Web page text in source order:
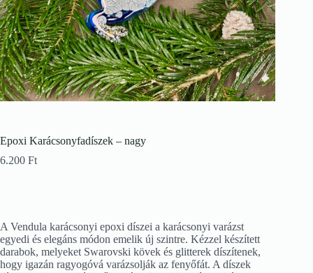
Epoxi Karácsonyfadíszek – nagy
6.200 Ft
A Vendula karácsonyi epoxi díszei a karácsonyi varázst
egyedi és elegáns módon emelik új szintre. Kézzel készített
darabok, melyeket Swarovski kövek és glitterek díszítenek,
hogy igazán ragyogóvá varázsolják az fenyőfát. A díszek